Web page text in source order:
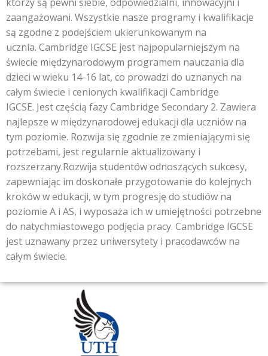
zaangażowani. Wszystkie nasze programy i kwalifikacje
są zgodne z podejściem ukierunkowanym na
ucznia. Cambridge IGCSE jest najpopularniejszym na
świecie międzynarodowym programem nauczania dla
dzieci w wieku 14-16 lat, co prowadzi do uznanych na
całym świecie i cenionych kwalifikacji Cambridge
IGCSE. Jest częścią fazy Cambridge Secondary 2. Zawiera
najlepsze w międzynarodowej edukacji dla uczniów na
tym poziomie. Rozwija się zgodnie ze zmieniającymi się
potrzebami, jest regularnie aktualizowany i
rozszerzany.Rozwija studentów odnoszących sukcesy,
zapewniając im doskonałe przygotowanie do kolejnych
kroków w edukacji, w tym progresję do studiów na
poziomie A i AS, i wyposaża ich w umiejętności potrzebne
do natychmiastowego podjęcia pracy. Cambridge IGCSE
jest uznawany przez uniwersytety i pracodawców na
całym świecie.